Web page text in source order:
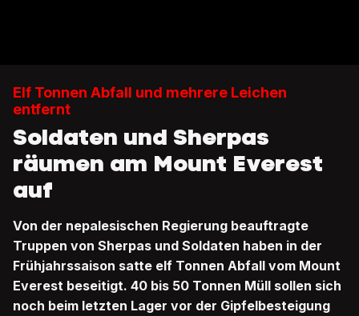
Elf Tonnen Abfall und mehrere Leichen
entfernt
Soldaten und Sherpas
räumen am Mount Everest
auf
Von der nepalesischen Regierung beauftragte
Truppen von Sherpas und Soldaten haben in der
Frühjahrssaison satte elf Tonnen Abfall vom Mount
Everest beseitigt. 40 bis 50 Tonnen Müll sollen sich
noch beim letzten Lager vor der Gipfelbesteigung